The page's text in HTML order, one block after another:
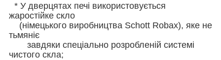
* У дверцятах печі використовується
жаростійке скло
(німецького виробництва Schott Robax), яке не
тьмяніє
завдяки спеціально розробленій системі
чистого скла;